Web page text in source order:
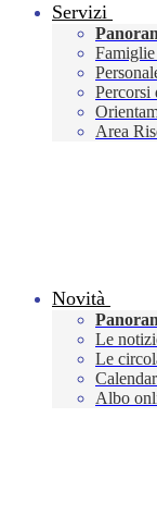
Servizi
Famiglie
Percorsi
Area
Novità
Le
Le
Albo